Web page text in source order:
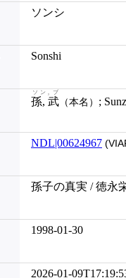
ソンシ
Sonshi
孫, 武
ソン, ブ
（本名）
NDL|00624967
孫子の真実 / 徳永
1998-01-30
2026-01-